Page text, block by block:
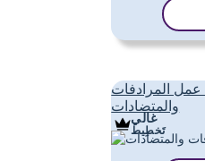
عمل المرادفات
والمتضادات
غالي
تَخطِيط